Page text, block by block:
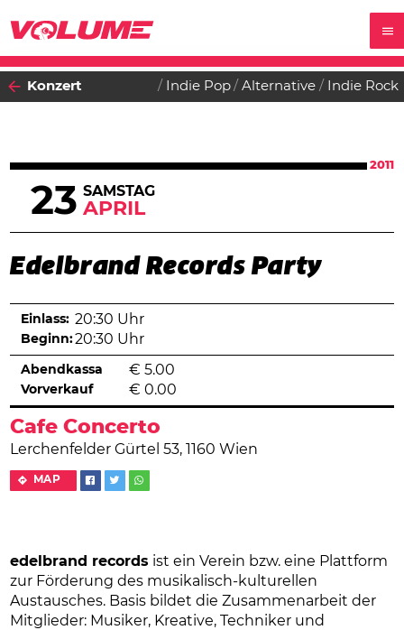
Konzert Indie Pop Alternative Indie Rock
2011
23 SAMSTAG
APRIL
Edelbrand Records Party
Cafe Concerto
Lerchenfelder Gürtel 53, 1160 Wien
MAP
Einlass: 20:30 Uhr
Beginn:20:30 Uhr
Abendkassa € 5.00
Vorverkauf € 0.00
edelbrand records ist ein Verein bzw. eine Plattform
zur Förderung des musikalisch-kulturellen
Austausches. Basis bildet die Zusammenarbeit der
Mitglieder: Musiker, Kreative, Techniker und